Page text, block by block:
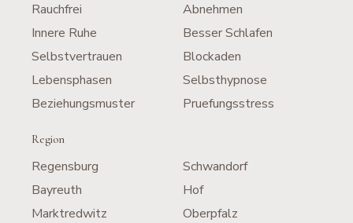
Rauchfrei
Abnehmen
Innere Ruhe
Besser Schlafen
Selbstvertrauen
Blockaden
Lebensphasen
Selbsthypnose
Beziehungsmuster
Pruefungsstress
Region
Regensburg
Schwandorf
Bayreuth
Hof
Marktredwitz
Oberpfalz